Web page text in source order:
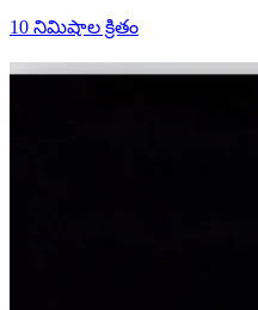
10 నిమిషాల క్రితం